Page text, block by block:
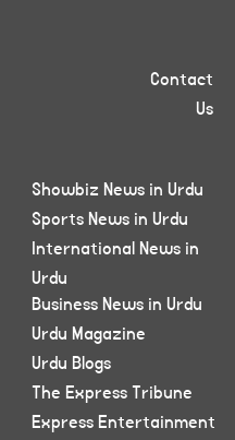
Contact
Us
Showbiz News in Urdu
Sports News in Urdu
International News in
Urdu
Business News in Urdu
Urdu Magazine
Urdu Blogs
The Express Tribune
Express Entertainment